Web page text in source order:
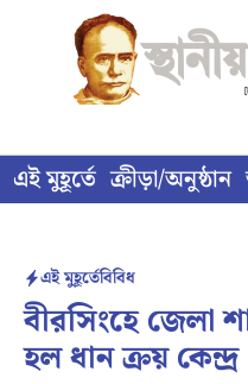
content
এই মুহূর্তে ক্রীড়া/অনুষ্ঠান
এই মুহূর্তেবিবিধ
বীরসিংহে
হল ধান ক্রয় কেন্দ্র